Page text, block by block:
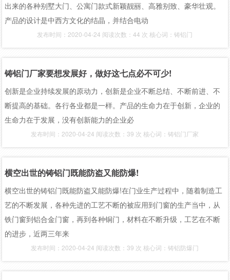
出来的各种别墅大门、公寓门款式新颖靓丽、高雅别致、豪华壮观。
产品的设计是中西方文化的结晶，并结合电动
发布时间：2020-04-24 阅读次数：44 次 核心词：铸铝门
铸铝门厂家要想发展好，做好这七点必不可少!
创新是企业持续发展的原动力，创新是企业不断总结、不断前进、不
断提高的基础。各行各业都是一样。产品的生命力在于创新，企业的
生命力在于发展，没有创新能力的企业必
发布时间：2020-04-24 阅读次数：39 次 核心词：铸铝门厂家
横空出世的铸铝门既能防盗又能防爆!
横空出世的铸铝门既能防盗又能防爆!在门业生产过程中，随着制造工
艺的不断发展，各种先进的工艺不断的被应用到门窗的生产当中，从
铁门窗到铝合金门窗，再到各种铜门，材料在不断升级，工艺在不断
的进步，近两三年来
发布时间：2020-04-24 阅读次数：39 次 核心词：铸铝防爆门